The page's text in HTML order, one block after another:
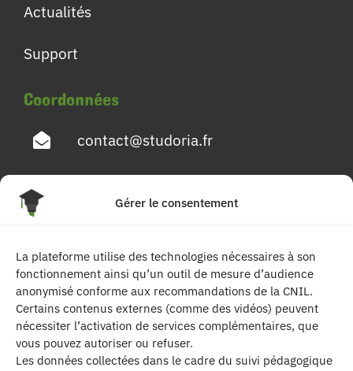
Gérer le consentement
La plateforme utilise des technologies nécessaires à son
fonctionnement ainsi qu’un outil de mesure d’audience
anonymisé conforme aux recommandations de la CNIL.
Certains contenus externes (comme des vidéos) peuvent
nécessiter l’activation de services complémentaires, que
vous pouvez autoriser ou refuser.
Les données collectées dans le cadre du suivi pédagogique
Actualités
Support
Coordonnées
contact@studoria.fr
4 Rue Georges Pompidou
Suivez-nous